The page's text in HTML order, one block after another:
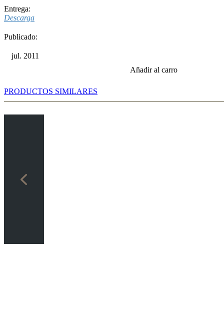
Entrega:
Descarga
Publicado:
jul. 2011
Añadir al carro
PRODUCTOS SIMILARES